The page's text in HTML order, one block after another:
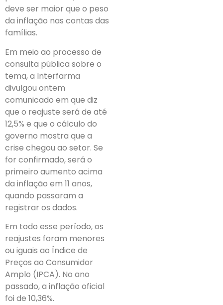
deve ser maior que o peso
da inflação nas contas das
famílias.
Em meio ao processo de
consulta pública sobre o
tema, a Interfarma
divulgou ontem
comunicado em que diz
que o reajuste será de até
12,5% e que o cálculo do
governo mostra que a
crise chegou ao setor. Se
for confirmado, será o
primeiro aumento acima
da inflação em 11 anos,
quando passaram a
registrar os dados.
Em todo esse período, os
reajustes foram menores
ou iguais ao Índice de
Preços ao Consumidor
Amplo (IPCA). No ano
passado, a inflação oficial
foi de 10,36%.